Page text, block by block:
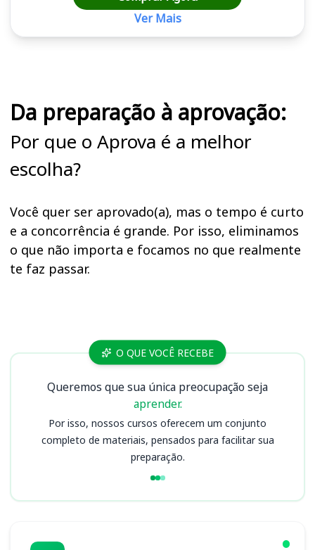
Ver Mais
Da preparação à aprovação:
Por que o Aprova é a melhor
escolha?
Você quer ser aprovado(a), mas o tempo é curto
e a concorrência é grande. Por isso, eliminamos
o que não importa e focamos no que realmente
te faz passar.
Cursos O QUE VOCÊ RECEBE
Queremos que sua única preocupação seja
aprender.
Por isso, nossos cursos oferecem um conjunto
completo de materiais, pensados para facilitar sua
preparação.